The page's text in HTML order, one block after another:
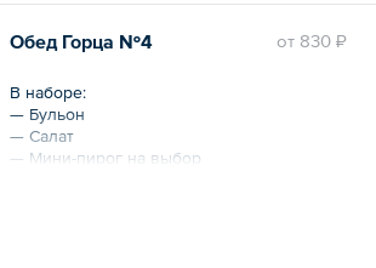
кашу.
Общий вес – 1075 г
oт 830 ₽
Обед Горца №4
В наборе:
— Бульон
— Салат
— Мини-пирог на выбор